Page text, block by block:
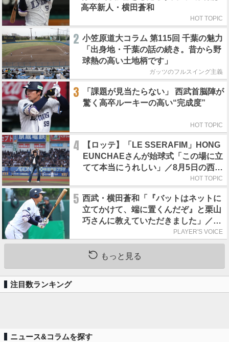
高卒新人・横田蒼和
HOT TOPIC
2 小笠原道大コラム 第115回 千葉の魅力
「出身地・千葉の話の続き。昔から野
球熱の高い土地柄です」
ガッツのフルスイング主義
3
「課題が見当たらない」 西武首脳陣が
驚く高卒ルーキーの高い“完成度”
HOT TOPIC
4
【ロッテ】「LE SSERAFIM」HONG
EUNCHAEさんが始球式「この場に立
てて本当にうれしい」／8月5日の西武
HOT TOPIC
5 西武・横田蒼和「『バットはネットに
立てかけて、端に置くんだぞ』と栗山
巧さんに教えていただきました」／憧
PLAYER'S VOICE
もっと見る
注目数ランキング
ニュース&コラムを探す